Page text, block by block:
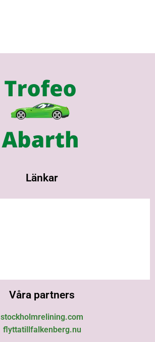
Länkar
Våra partners
stockholmrelining.com
flyttatillfalkenberg.nu